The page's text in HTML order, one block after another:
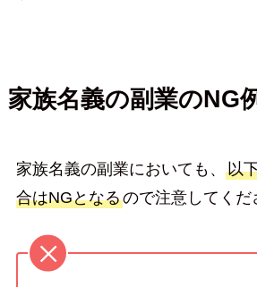
家族名義の副業のNG
家族名義の副業においても、 以
合はNGとなるので注意してくだ